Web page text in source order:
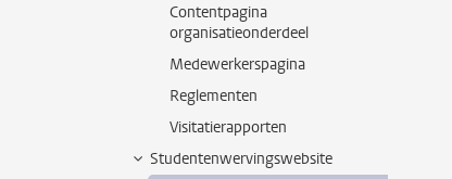
Contentpagina
organisatieonderdeel
Medewerkerspagina
Reglementen
Visitatierapporten
Studentenwervingswebsite